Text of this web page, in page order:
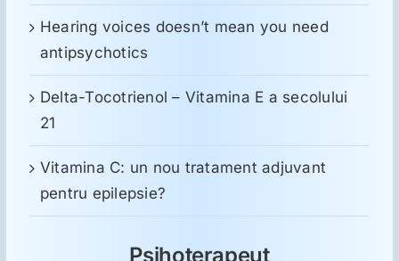
Hearing voices doesn’t mean you need
antipsychotics
Delta-Tocotrienol – Vitamina E a secolului
21
Vitamina C: un nou tratament adjuvant
pentru epilepsie?
Psihoterapeut